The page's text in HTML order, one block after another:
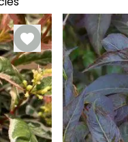
a
a
Julho à
Setembro